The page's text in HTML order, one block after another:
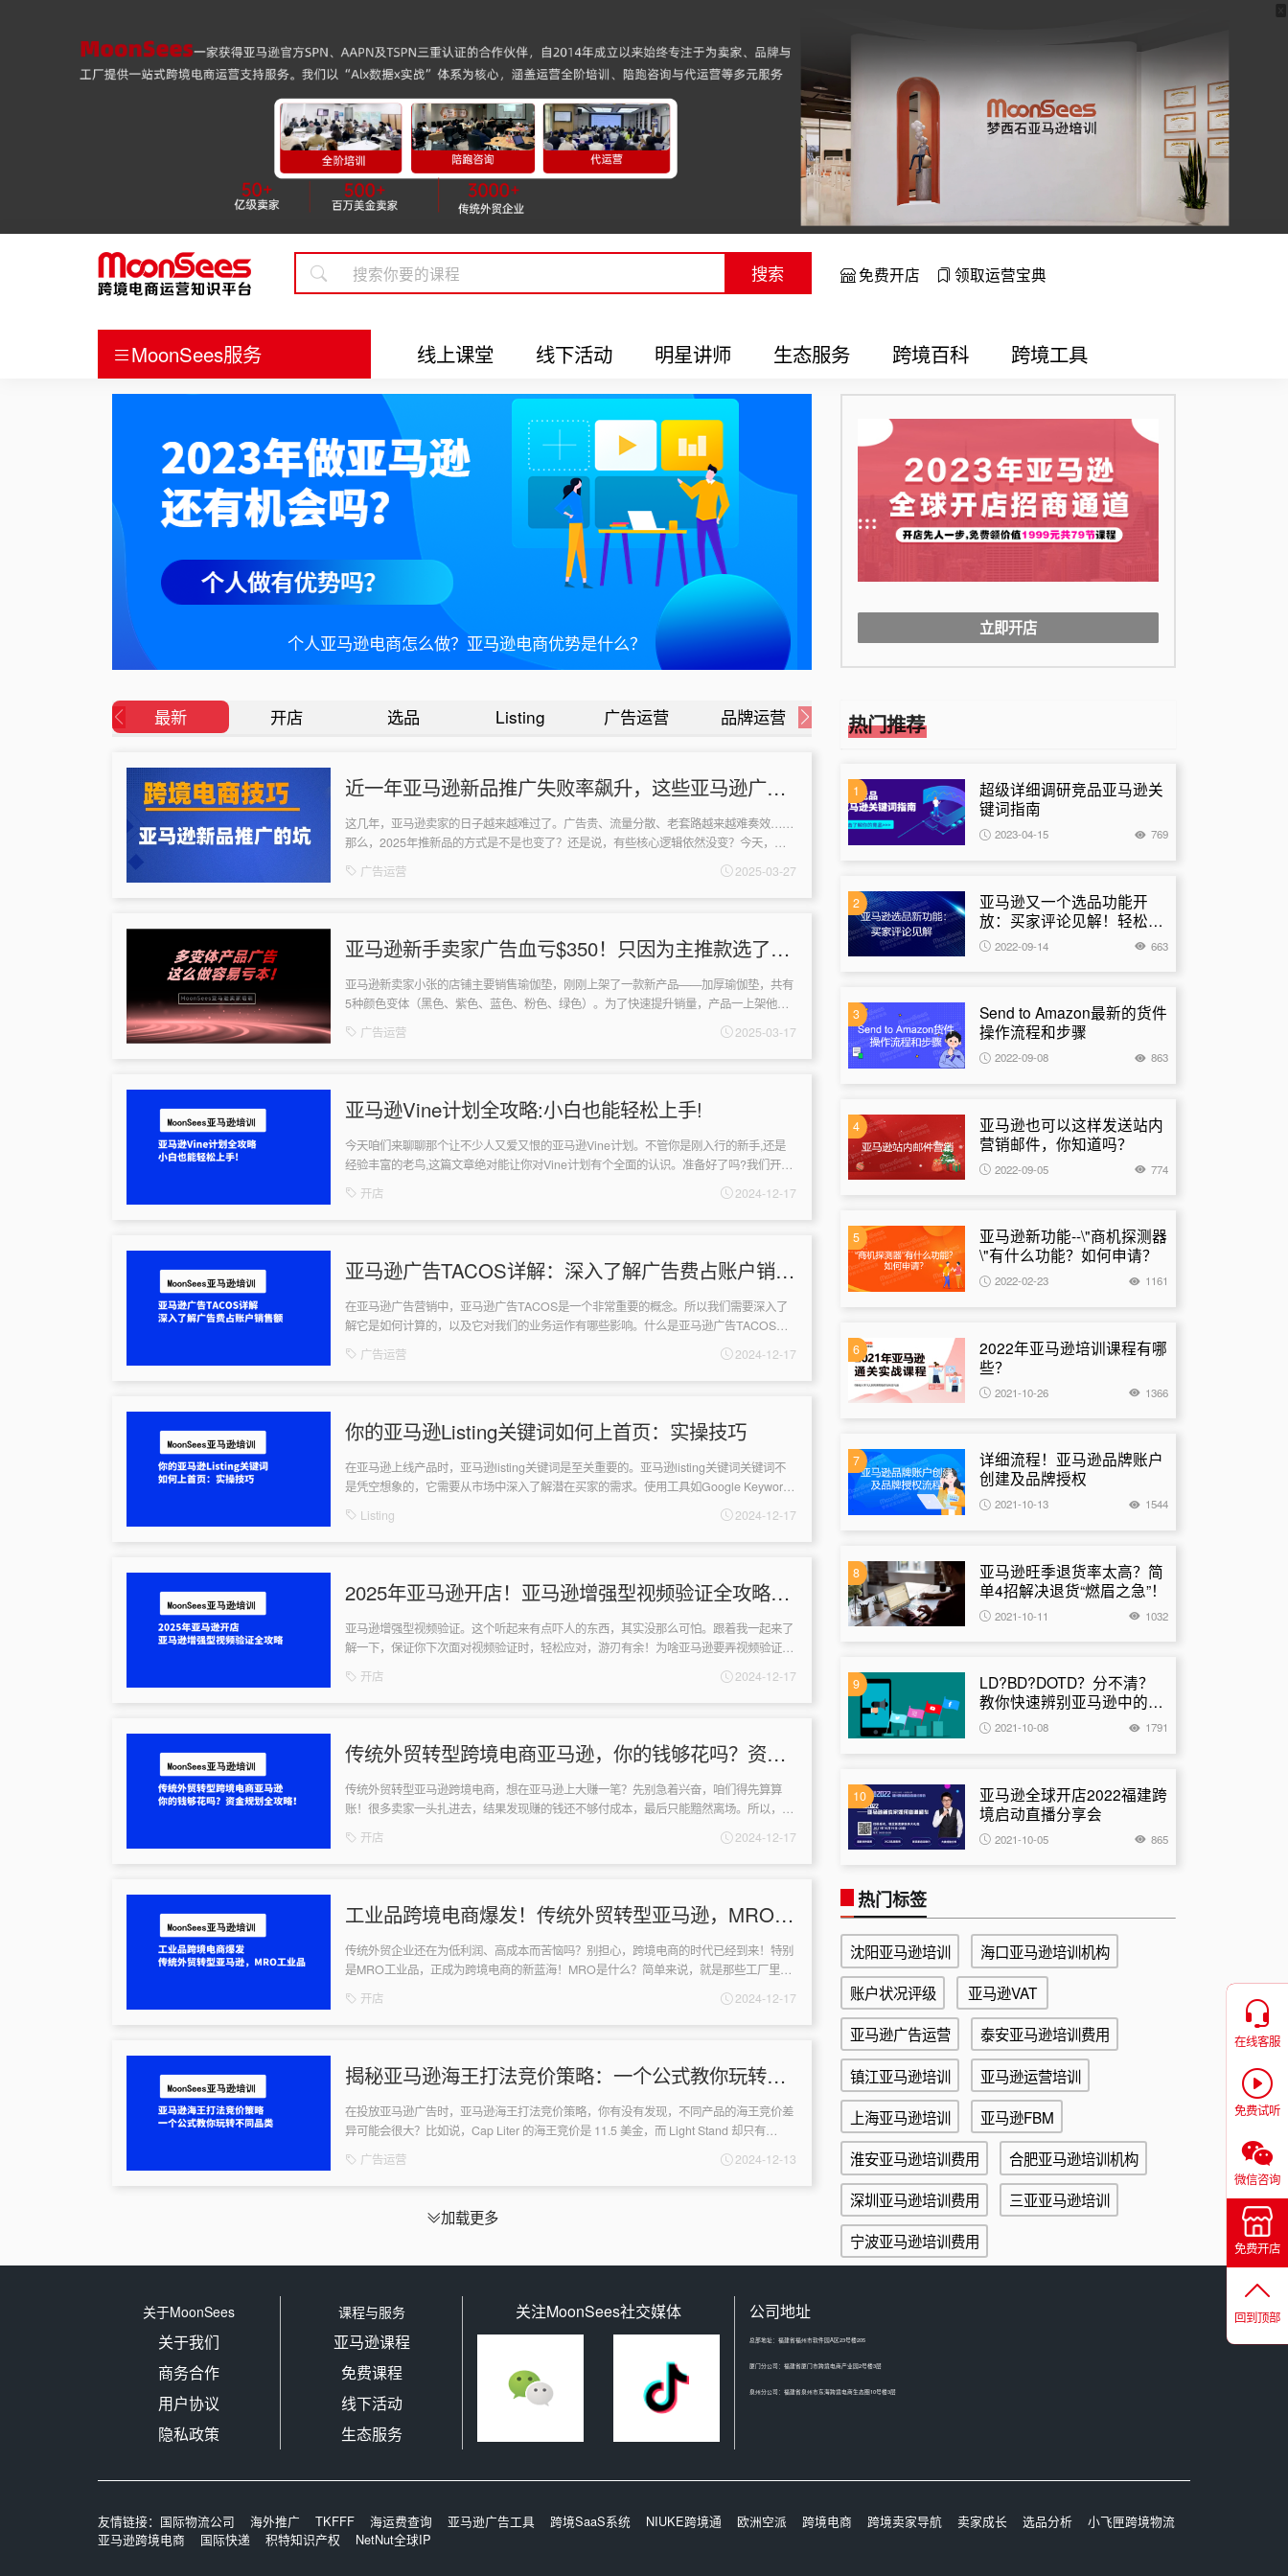
搜索 免费开店 领取运营宝典
MoonSees服务 线上课堂 线下活动 明星讲师 生态服务 跨境百科 跨境工具
超级详细调研竞品亚马逊关键词指南
立即开店
最新 开店 选品 Listing 广告运营 品牌运营 流量运营
近一年亚马逊新品推广失败率飙升，这些亚马逊广告
运营的坑千万别踩！
这几年，亚马逊卖家的日子越来越难过了。广告贵、流量分散、老套路越来越难奏效……
那么，2025年推新品的方式是不是也变了？还是说，有些核心逻辑依然没变？今天，我
们就来聊聊今年推新品的正确姿势。一、202...
广告运营 2025-03-27
亚马逊新手卖家广告血亏$350！只因为主推款选了这
个颜色
亚马逊新卖家小张的店铺主要销售瑜伽垫，刚刚上架了一款新产品——加厚瑜伽垫，共有
5种颜色变体（黑色、紫色、蓝色、粉色、绿色）。为了快速提升销量，产品一上架他就
开了广告，但在选广告主推款时，他犯了一个常见...
广告运营 2025-03-17
亚马逊Vine计划全攻略:小白也能轻松上手!
今天咱们来聊聊那个让不少人又爱又恨的亚马逊Vine计划。不管你是刚入行的新手,还是
经验丰富的老鸟,这篇文章绝对能让你对Vine计划有个全面的认识。准备好了吗?我们开始
吧亚马逊Vine计划的三个档次:总...
开店 2024-12-17
亚马逊广告TACOS详解：深入了解广告费占账户销售
额
在亚马逊广告营销中，亚马逊广告TACOS是一个非常重要的概念。所以我们需要深入了
解它是如何计算的，以及它对我们的业务运作有哪些影响。什么是亚马逊广告TACOS？
TACOS是广告费按整个账户销售额的占比...
广告运营 2024-12-17
你的亚马逊Listing关键词如何上首页：实操技巧
在亚马逊上线产品时，亚马逊listing关键词是至关重要的。亚马逊listing关键词关键词不
是凭空想象的，它需要从市场中深入了解潜在买家的需求。使用工具如Google Keyword
Planner...
Listing 2024-12-17
2025年亚马逊开店！亚马逊增强型视频验证全攻略：
原因、方法和应对技巧
亚马逊增强型视频验证。这个听起来有点吓人的东西，其实没那么可怕。跟着我一起来了
解一下，保证你下次面对视频验证时，轻松应对，游刃有余！为啥亚马逊要弄视频验证？
你可能会问，亚马逊为啥要搞这么麻烦的视频验证...
开店 2024-12-17
传统外贸转型跨境电商亚马逊，你的钱够花吗？资金
规划全攻略！
传统外贸转型亚马逊跨境电商，想在亚马逊上大赚一笔？先别急着兴奋，咱们得先算算
账！很多卖家一头扎进去，结果发现赚的钱还不够付成本，最后只能黯然离场。所以，今
天咱们就来聊聊亚马逊卖货的成本和利润，以及如何...
开店 2024-12-17
工业品跨境电商爆发！传统外贸转型亚马逊，MRO工
业品掘金秘诀！
传统外贸企业还在为低利润、高成本而苦恼吗？别担心，跨境电商的时代已经到来！特别
是MRO工业品，正成为跨境电商的新蓝海！MRO是什么？简单来说，就是那些工厂里维
持生产运转，但不是直接构成产品本身的零部件...
开店 2024-12-17
揭秘亚马逊海王打法竞价策略：一个公式教你玩转不
同品类
在投放亚马逊广告时，亚马逊海王打法竞价策略，你有没有发现，不同产品的海王竞价差
异可能会很大？比如说，Cap Liter 的海王竞价是 11.5 美金，而 Light Stand 却只有
0.12150...
广告运营 2024-12-13
加载更多
热门推荐
1
超级详细调研竞品亚马逊关
键词指南
2023-04-15 769
2
亚马逊又一个选品功能开
放：买家评论见解！轻松帮
你调查市场竞品情况和优化
产品！
2022-09-14 663
3
Send to Amazon最新的货件
操作流程和步骤
2022-09-08 863
4
亚马逊也可以这样发送站内
营销邮件，你知道吗？
2022-09-05 774
5
亚马逊新功能--\"商机探测器
\"有什么功能？如何申请？
2022-02-23 1161
6
2022年亚马逊培训课程有哪
些？
2021-10-26 1366
7
详细流程！亚马逊品牌账户
创建及品牌授权
2021-10-13 1544
8
亚马逊旺季退货率太高？简
单4招解决退货“燃眉之急”！
2021-10-11 1032
9
LD?BD?DOTD？分不清？
教你快速辨别亚马逊中的秒
杀方式
2021-10-08 1791
10
亚马逊全球开店2022福建跨
境启动直播分享会
2021-10-05 865
热门标签
沈阳亚马逊培训
海口亚马逊培训机构
账户状况评级
亚马逊VAT
亚马逊广告运营
泰安亚马逊培训费用
镇江亚马逊培训
亚马逊运营培训
上海亚马逊培训
亚马逊FBM
淮安亚马逊培训费用
合肥亚马逊培训机构
深圳亚马逊培训费用
三亚亚马逊培训
宁波亚马逊培训费用
关于MoonSees
关于我们
商务合作
用户协议
隐私政策
课程与服务
亚马逊课程
免费课程
线下活动
生态服务
关注MoonSees社交媒体 公司地址
总部地址：福建省福州市软件园A区23号楼205
厦门分公司：福建省厦门市跨境电商产业园2号楼3层
泉州分公司：福建省泉州市东海跨境电商生态圈10号楼3层
友情链接： 国际物流公司 海外推广 TKFFF 海运费查询 亚马逊广告工具 跨境SaaS系统 NIUKE跨境通 欧洲空派 跨境电商 跨境卖家导航 卖家成长 选品分析
小飞匣跨境物流
亚马逊跨境电商
国际快递 积特知识产权 NetNut全球IP
在线客服
免费试听
微信咨询
免费开店
回到顶部